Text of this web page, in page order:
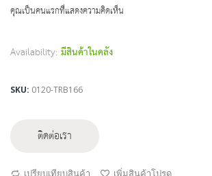
คุณเป็นคนแรกที่แสดงความคิดเห็น
Availability: มีสินค้าในคลัง
SKU 0120-TRB166
ติดต่อเรา
เปรียบเทียบสินค้า เพิ่มสินค้าโปรด